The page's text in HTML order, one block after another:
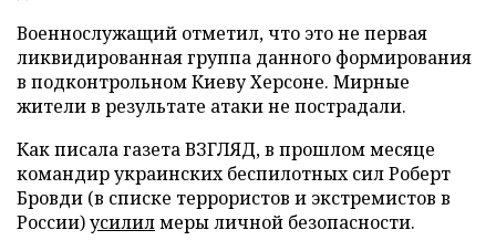
Военнослужащий отметил, что это не первая
ликвидированная группа данного формирования
в подконтрольном Киеву Херсоне. Мирные
жители в результате атаки не пострадали.
Как писала газета ВЗГЛЯД, в прошлом месяце
командир украинских беспилотных сил Роберт
Бровди (в списке террористов и экстремистов в
России)усилилмеры личной безопасности.